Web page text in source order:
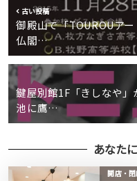
古い投稿
御殿山で「TOUROUア
仏閣…
鍵屋別館1F「きしなや
池に鷹…
あなた
開店・閉